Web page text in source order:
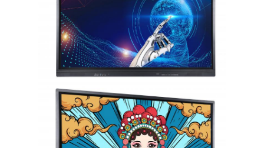
Nachrichten
Alle Fälle
Iboard wechselwirkendes Whiteboard